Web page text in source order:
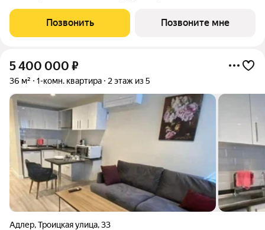
подогреваемыми бассейнами, что соответствуют стандартам
бизнес-класса. Аквазона объединяет взрослый и
Позвонить Позвоните мне
5 400 000 ₽
36 м² 1-комн. квартира 2 этаж из 5
Адлер,Троицкая улица,33